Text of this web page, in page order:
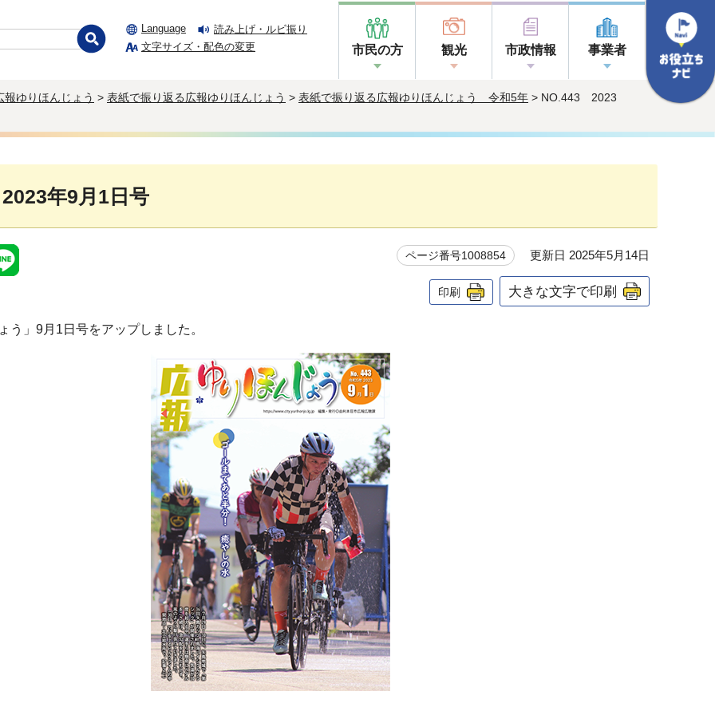
Language
読み上げ・ルビ振り
文字サイズ・配色の変更
市民の方 観光 市政情報 事業者
報ゆりほんじょう > 表紙で振り返る広報ゆりほんじょう > 表紙で振り返る広報ゆりほんじょう 令和5年 > NO.443 2023
年9月1日号
ページ番号1008854 更新日 2025年5月14日
印刷 大きな文字で印刷
う」9月1日号をアップしました。